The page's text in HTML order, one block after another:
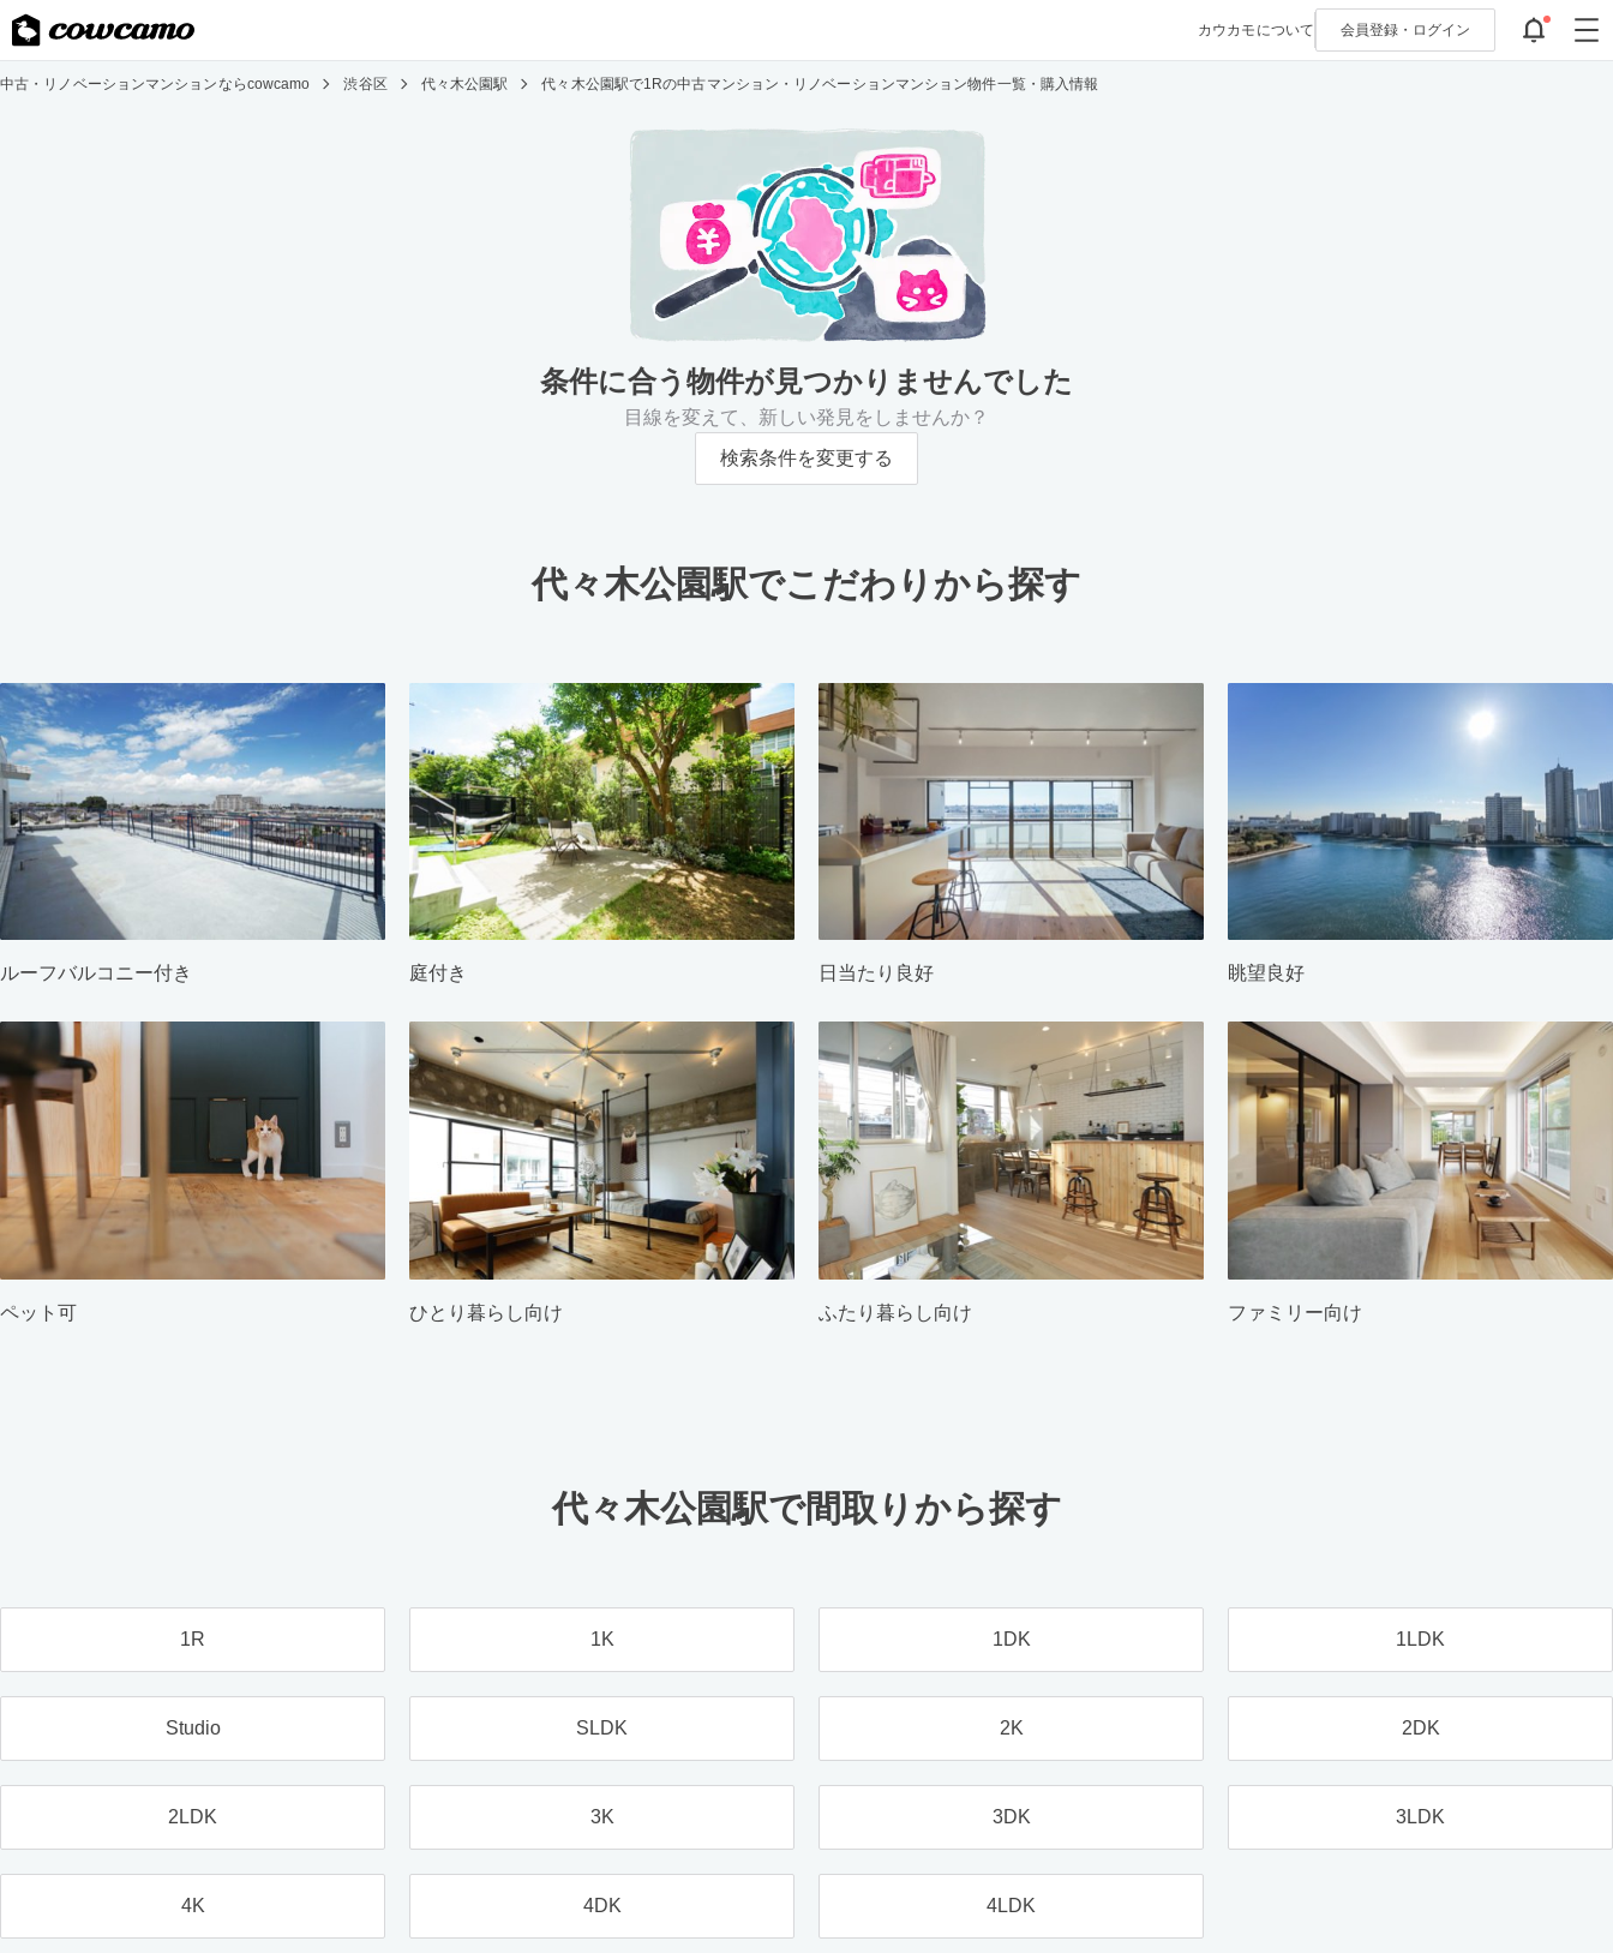
カウカモについて 会員登録・ ログイン
中古・リノベーションマンションならcowcamo 渋谷区 代々木公園駅 代々木公園駅で1Rの中古マンション・リノベーションマンション物件一覧・購入情報
条件に合う物件が見つかりませんでした
目線を変えて、新しい発見をしませんか？
検索条件を変更する
代々木公園駅でこだわりから探す
ルーフバルコニー付き 庭付き 日当たり良好 眺望良好
ペット可 ひとり暮らし向け ふたり暮らし向け ファミリー向け
代々木公園駅で間取りから探す
1R 1K 1DK 1LDK
Studio SLDK 2K 2DK
2LDK 3K 3DK 3LDK
4K 4DK 4LDK